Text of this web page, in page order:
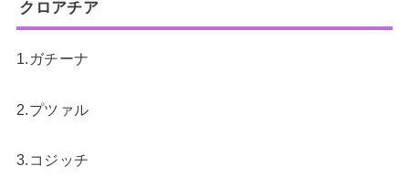
クロアチア
1.ガチーナ
2.プツァル
3.コジッチ